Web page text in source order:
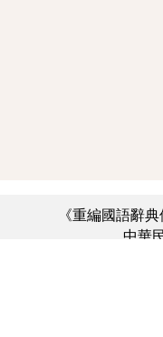
《重編國語辭
中華